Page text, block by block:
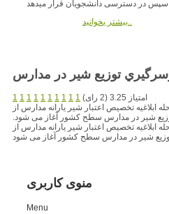
بیشتر بخوانید..
توزيع شير در مدارس
1 1 1 1 1 1 1 1 1 1
امتیاز 3.25 (2 رای)
ابلاغیه تخصیص اعتبار شیر یارانه مدارس از
شیر در مدارس سطح کشور آغاز می شود.
ابلاغیه تخصیص اعتبار شیر یارانه مدارس از
منوی کاربری
Menu